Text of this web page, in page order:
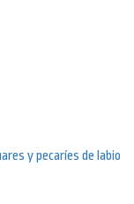
y pecaríes de labio